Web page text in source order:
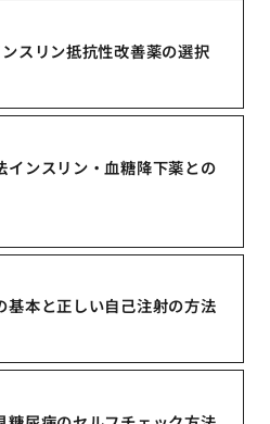
スリン抵抗性改善薬の選択
インスリン・血糖降下薬との
基本と正しい自己注射の方法